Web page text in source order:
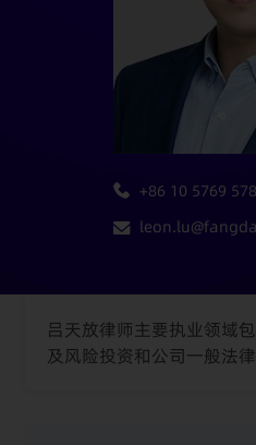
+86 10 5769
吕天放律师主要执业领域
及风险投资和公司一般法